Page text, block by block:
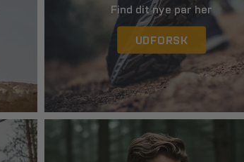
Find dit nye par her
UDFORSK